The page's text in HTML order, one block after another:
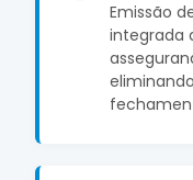
Emissão
integrada